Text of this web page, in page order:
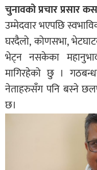
चुनावको प्रचार प्रसार
उम्मेदवार भएपछि
घरदैलो, कोणसभा,
भेट्न नसकेका
मागिरहेको छु ।
नेताहरुसँग पनि बस्ने
छ।